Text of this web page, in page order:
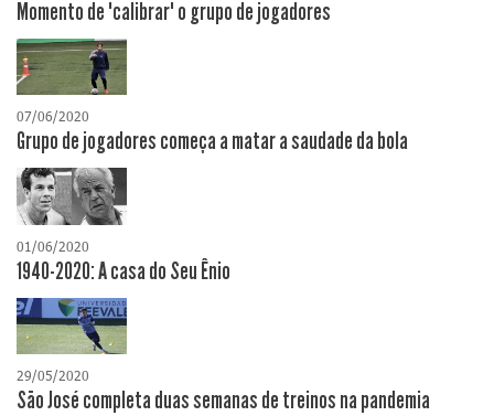
Momento de "calibrar" o grupo de jogadores
07/06/2020
Grupo de jogadores começa a matar a saudade da bola
01/06/2020
1940-2020: A casa do Seu Ênio
29/05/2020
São José completa duas semanas de treinos na pandemia